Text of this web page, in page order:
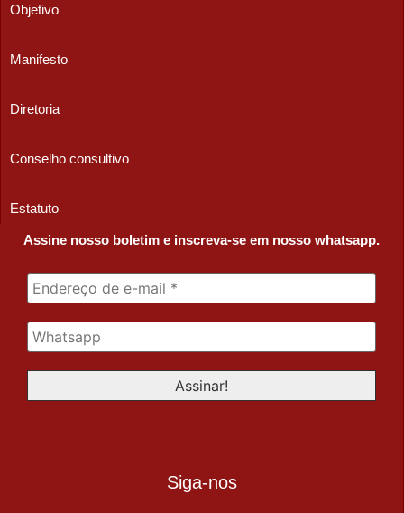
Objetivo
Manifesto
Diretoria
Conselho consultivo
Estatuto
Assine nosso boletim e inscreva-se em nosso whatsapp.
Siga-nos